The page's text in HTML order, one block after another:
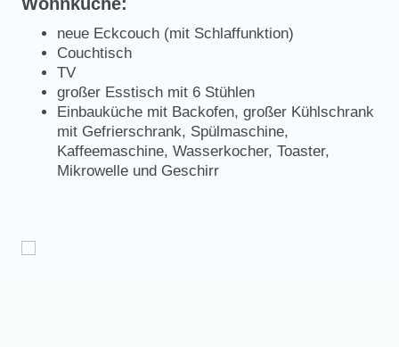
neue Eckcouch (mit Schlaffunktion)
Couchtisch
TV
großer Esstisch mit 6 Stühlen
Einbauküche mit Backofen, großer Kühlschrank
mit Gefrierschrank, Spülmaschine,
Kaffeemaschine, Wasserkocher, Toaster,
Mikrowelle und Geschirr